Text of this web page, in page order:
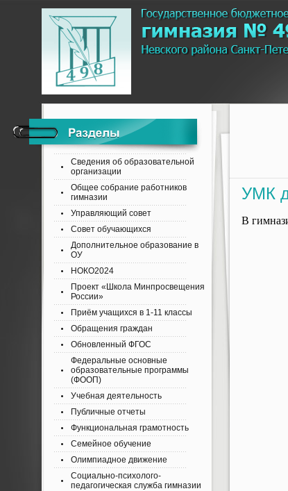
УМК
В
Сведения об образовательной
организации
Общее собрание работников
гимназии
Управляющий совет
Совет обучающихся
Дополнительное образование в
ОУ
НОКО2024
Проект «Школа Минпросвещения
России»
Приём учащихся в 1-11 классы
Обращения граждан
Обновленный ФГОС
Федеральные основные
образовательные программы
(ФООП)
Учебная деятельность
Публичные отчеты
Функциональная грамотность
Семейное обучение
Олимпиадное движение
Социально-психолого-
педагогическая служба гимназии